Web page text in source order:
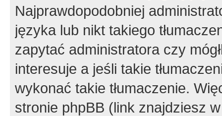
Najprawdopodobniej
języka lub nikt takiego
zapytać administratora czy
interesuje a jeśli takie
wykonać takie tłumaczenie.
stronie phpBB (link znajdziesz